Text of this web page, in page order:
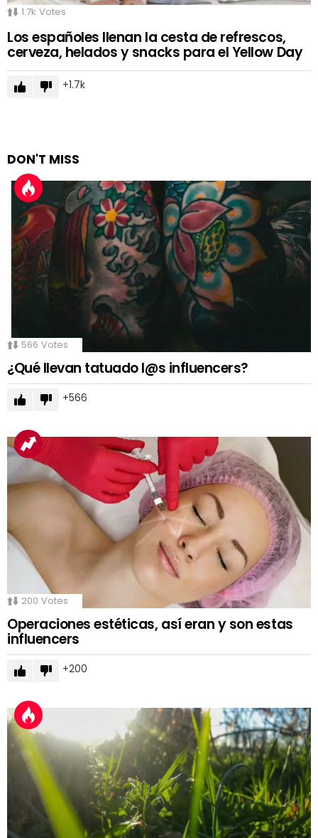
1.7k Votes
Los españoles llenan la cesta de refrescos,
cerveza, helados y snacks para el Yellow Day
1.7k
DON'T MISS
566 Votes
¿Qué llevan tatuado l@s influencers?
566
200 Votes
Operaciones estéticas, así eran y son estas
influencers
200